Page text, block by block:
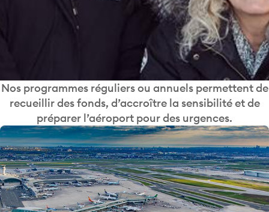
Nos programmes réguliers ou annuels permettent de
recueillir des fonds, d’accroître la sensibilité et de
préparer l’aéroport pour des urgences.